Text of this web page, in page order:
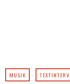
MUSIK ·